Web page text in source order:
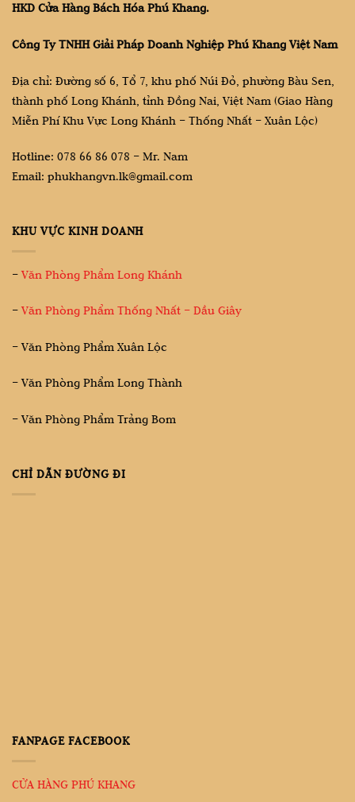
HKD Cửa Hàng Bách Hóa Phú Khang.
Công Ty TNHH Giải Pháp Doanh Nghiệp Phú Khang Việt Nam
Địa chỉ: Đường số 6, Tổ 7, khu phố Núi Đỏ, phường Bàu Sen,
thành phố Long Khánh, tỉnh Đồng Nai, Việt Nam (Giao Hàng
Miễn Phí Khu Vực Long Khánh – Thống Nhất – Xuân Lộc)
Hotline: 078 66 86 078 – Mr. Nam
Email: phukhangvn.lk@gmail.com
KHU VỰC KINH DOANH
–Văn Phòng Phẩm Long Khánh
–Văn Phòng Phẩm Thống Nhất – Dầu Giây
– Văn Phòng Phẩm Xuân Lộc
– Văn Phòng Phẩm Long Thành
– Văn Phòng Phẩm Trảng Bom
CHỈ DẪN ĐƯỜNG ĐI
FANPAGE FACEBOOK
CỬA HÀNG PHÚ KHANG